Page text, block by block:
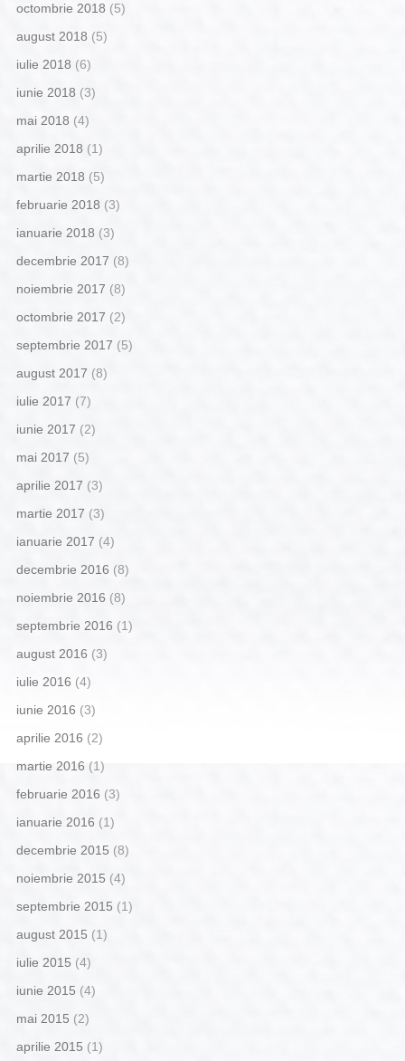
octombrie 2018 (5)
august 2018 (5)
iulie 2018 (6)
iunie 2018 (3)
mai 2018 (4)
aprilie 2018 (1)
martie 2018 (5)
februarie 2018 (3)
ianuarie 2018 (3)
decembrie 2017 (8)
noiembrie 2017 (8)
octombrie 2017 (2)
septembrie 2017 (5)
august 2017 (8)
iulie 2017 (7)
iunie 2017 (2)
mai 2017 (5)
aprilie 2017 (3)
martie 2017 (3)
ianuarie 2017 (4)
decembrie 2016 (8)
noiembrie 2016 (8)
septembrie 2016 (1)
august 2016 (3)
iulie 2016 (4)
iunie 2016 (3)
aprilie 2016 (2)
martie 2016 (1)
februarie 2016 (3)
ianuarie 2016 (1)
decembrie 2015 (8)
noiembrie 2015 (4)
septembrie 2015 (1)
august 2015 (1)
iulie 2015 (4)
iunie 2015 (4)
mai 2015 (2)
aprilie 2015 (1)